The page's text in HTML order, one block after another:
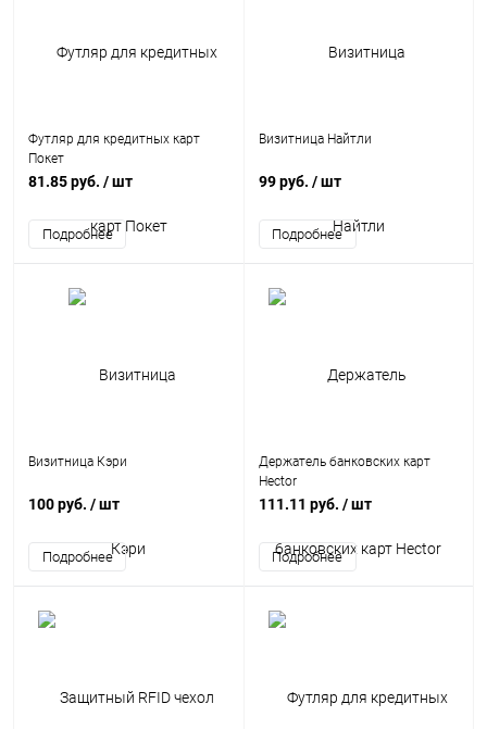
Футляр для кредитных карт
Покет
81.85 руб. / шт
Визитница Найтли
99 руб. / шт
Визитница Кэри
100 руб. / шт
Держатель банковских карт
Hector
111.11 руб. / шт